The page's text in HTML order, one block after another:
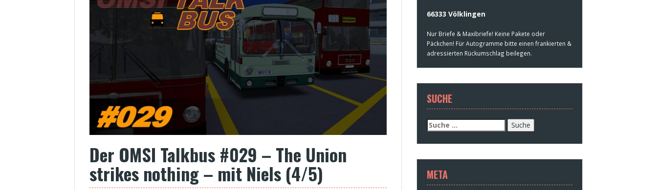
Der OMSI Talkbus #029 – The Union
strikes nothing – mit Niels (4/5)
66333 Völklingen
Nur Briefe & Maxibriefe! Keine Pakete oder
Päckchen! Für Autogramme bitte einen frankierten &
adressierten Rückumschlag beilegen.
SUCHE
Suche
nach:
META